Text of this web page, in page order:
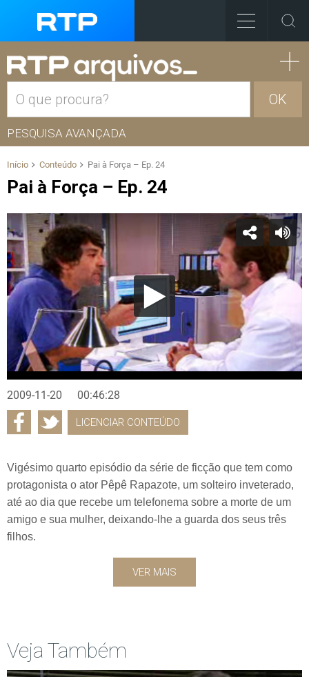
OK
PESQUISA AVANÇADA
Início Conteúdo Pai à Força – Ep. 24
Pai à Força – Ep. 24
2009-11-20 00:46:28
LICENCIAR CONTEÚDO
Vigésimo quarto episódio da série de ficção que tem como
protagonista o ator Pêpê Rapazote, um solteiro inveterado,
até ao dia que recebe um telefonema sobre a morte de um
amigo e sua mulher, deixando-lhe a guarda dos seus três
filhos.
VER MAIS
Veja Também